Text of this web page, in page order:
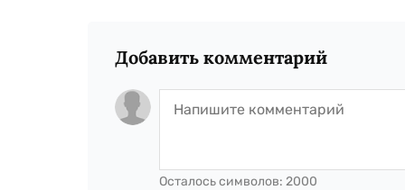
Добавить комментарий
Осталось символов: 2000